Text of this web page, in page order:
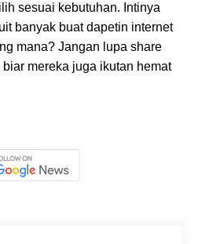
sesuai kebutuhan. Intinya
banyak buat dapetin internet
mana? Jangan lupa share
mereka juga ikutan hemat